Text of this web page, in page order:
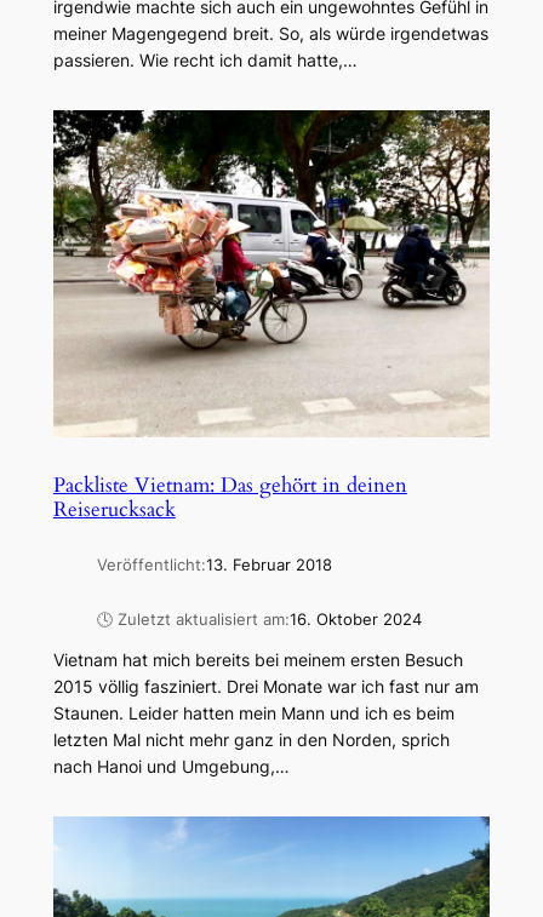
irgendwie machte sich auch ein ungewohntes Gefühl in
meiner Magengegend breit. So, als würde irgendetwas
passieren. Wie recht ich damit hatte,…
Packliste Vietnam: Das gehört in deinen
Reiserucksack
Veröffentlicht:13. Februar 2018
🕓 Zuletzt aktualisiert am:16. Oktober 2024
Vietnam hat mich bereits bei meinem ersten Besuch
2015 völlig fasziniert. Drei Monate war ich fast nur am
Staunen. Leider hatten mein Mann und ich es beim
letzten Mal nicht mehr ganz in den Norden, sprich
nach Hanoi und Umgebung,…